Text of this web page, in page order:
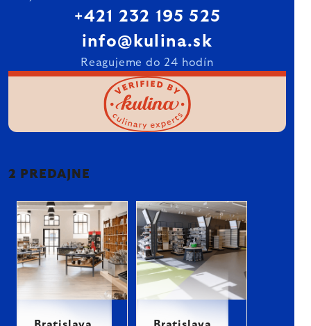
+421 232 195 525
info@kulina.sk
Reagujeme do 24 hodín
2 PREDAJNE